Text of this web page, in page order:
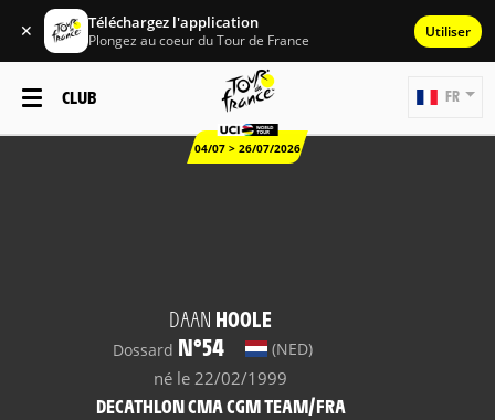
✕ Téléchargez l'application
Plongez au coeur du Tour de France Utiliser
CLUB
04/07 > 26/07/2026
FR
DAAN HOOLE
Dossard N°54 (NED)
né le 22/02/1999
DECATHLON CMA CGM TEAM/FRA